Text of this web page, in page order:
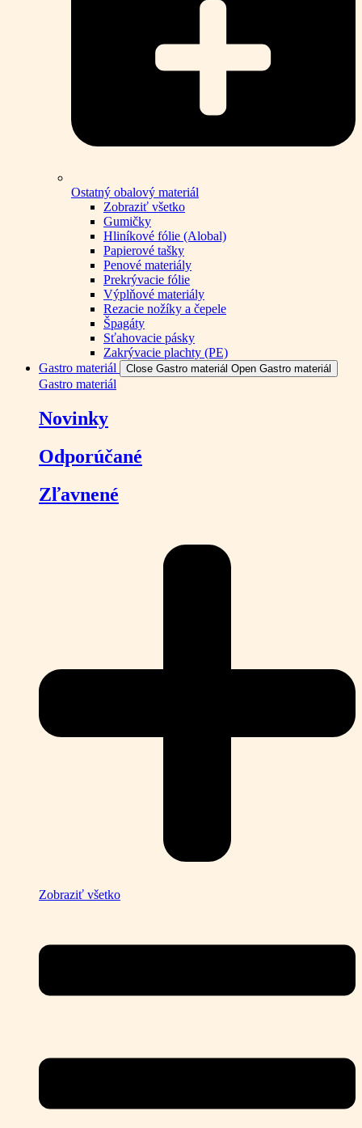
Ostatný obalový materiál
Zobraziť všetko
Gumičky
Hliníkové fólie (Alobal)
Papierové tašky
Penové materiály
Prekrývacie fólie
Výplňové materiály
Rezacie nožíky a čepele
Špagáty
Sťahovacie pásky
Zakrývacie plachty (PE)
Gastro materiál
Close Gastro materiál Open Gastro materiál
Gastro materiál
Novinky
Odporúčané
Zľavnené
Zobraziť všetko